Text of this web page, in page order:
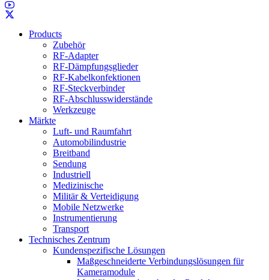
Products
Zubehör
RF-Adapter
RF-Dämpfungsglieder
RF-Kabelkonfektionen
RF-Steckverbinder
RF-Abschlusswiderstände
Werkzeuge
Märkte
Luft- und Raumfahrt
Automobilindustrie
Breitband
Sendung
Industriell
Medizinische
Militär & Verteidigung
Mobile Netzwerke
Instrumentierung
Transport
Technisches Zentrum
Kundenspezifische Lösungen
Maßgeschneiderte Verbindungslösungen für
Kameramodule